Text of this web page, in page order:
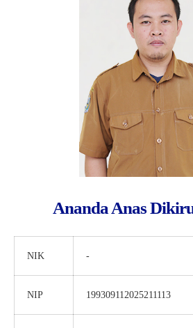
Ananda Anas
NIK -
NIP 199309112025211113